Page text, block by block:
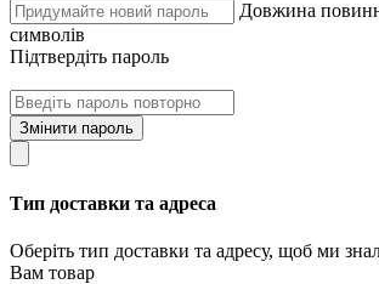
Довжина
символів
Підтвердіть пароль
Змінити пароль
Тип доставки та адреса
Оберіть тип доставки та адресу, щоб ми
Вам товар